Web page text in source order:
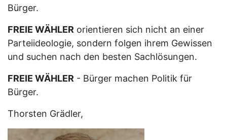
Bürger.
FREIE WÄHLER orientieren sich nicht an einer
Parteiideologie, sondern folgen ihrem Gewissen
und suchen nach den besten Sachlösungen.
FREIE WÄHLER - Bürger machen Politik für
Bürger.
Thorsten Grädler,